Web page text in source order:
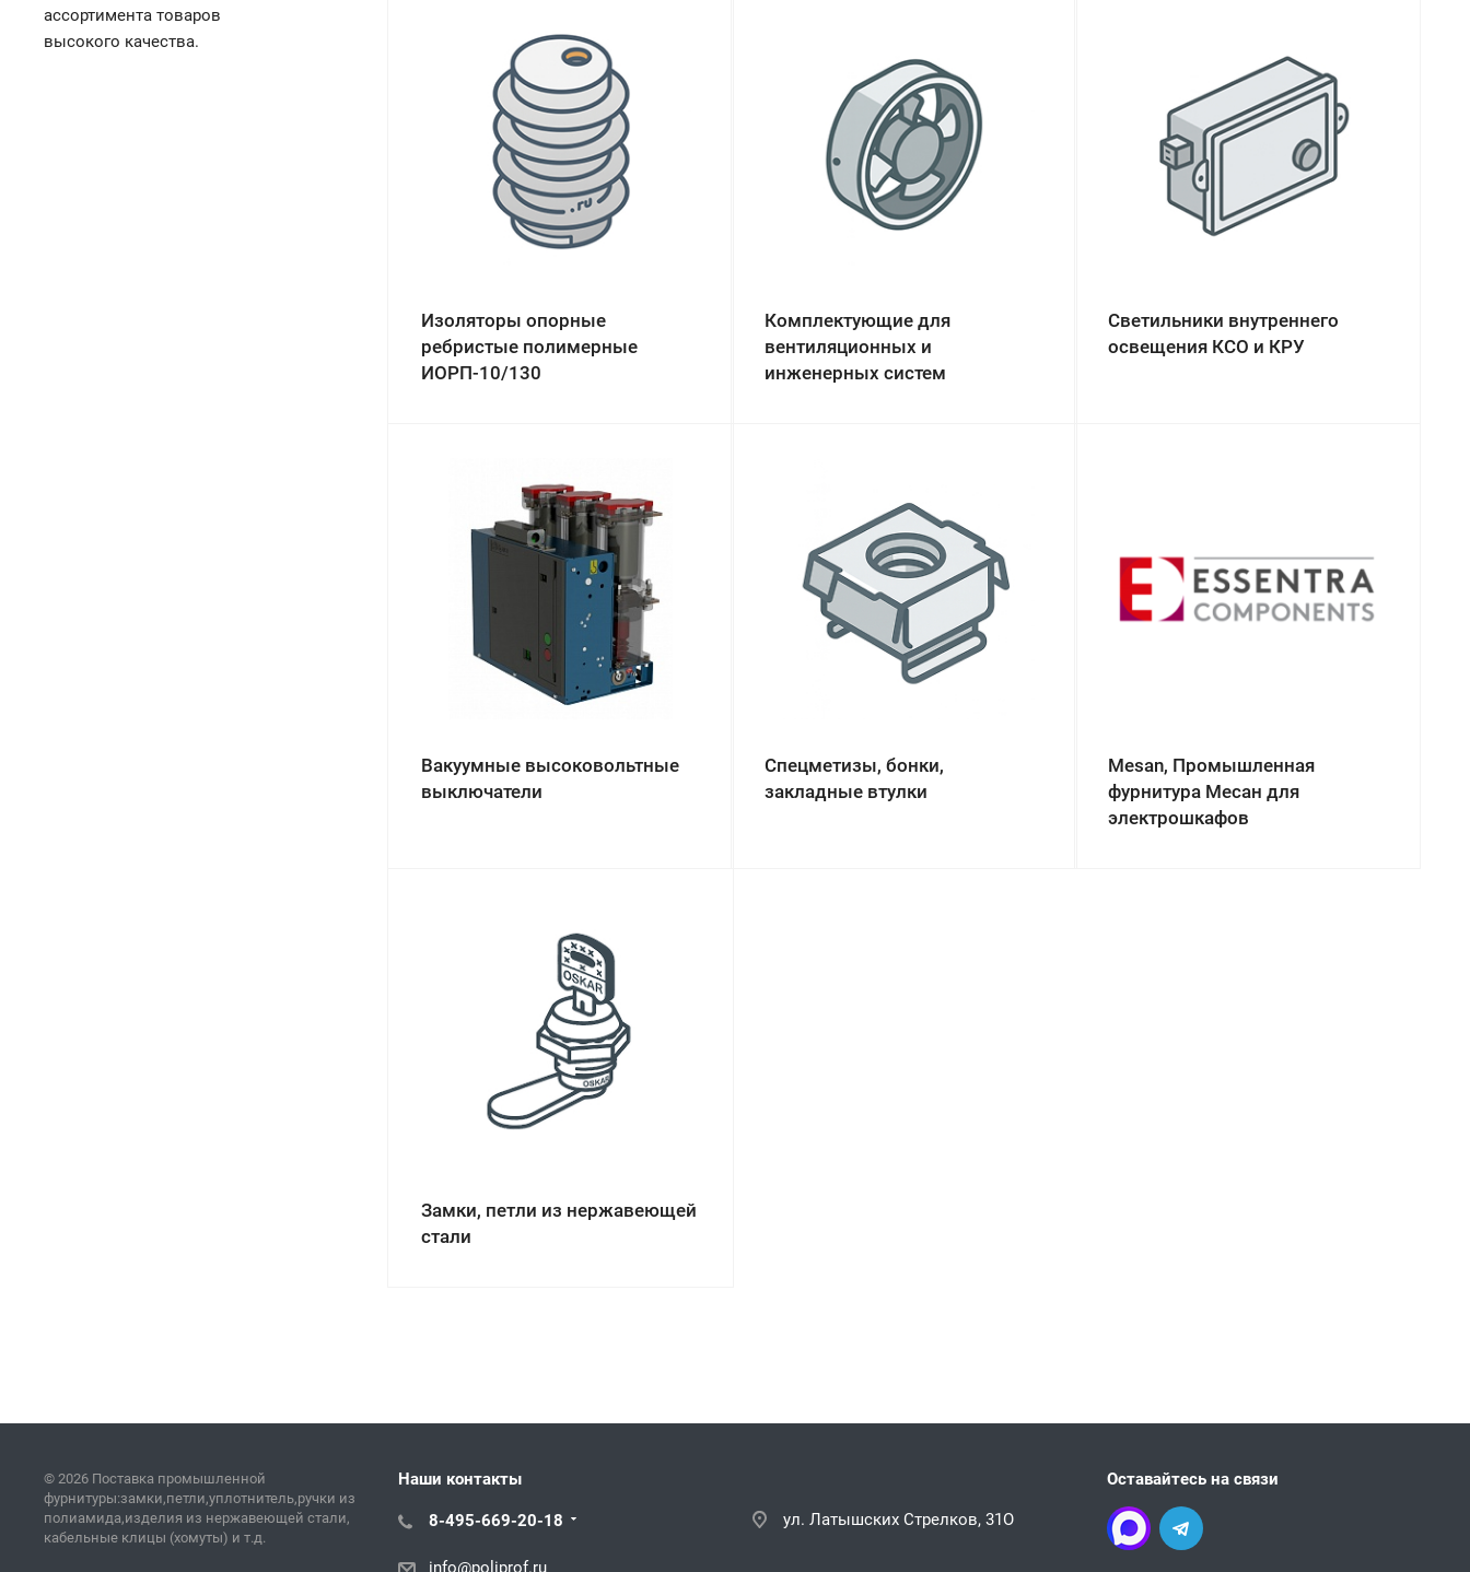
Изоляторы опорные
ребристые полимерные
ИОРП-10/130
Комплектующие для
вентиляционных и
инженерных систем
Светильники внутреннего
освещения КСО и КРУ
Вакуумные высоковольтные
выключатели
Спецметизы, бонки,
закладные втулки
Mesan, Промышленная
фурнитура Месан для
электрошкафов
Замки, петли из нержавеющей
стали
ассортимента товаров
высокого качества.
© 2026 Поставка промышленной
фурнитуры:замки,петли,уплотнитель,ручки из
полиамида,изделия из нержавеющей стали,
кабельные клицы (хомуты) и т.д.
Наши контакты
8-495-669-20-18
info@poliprof.ru
ул. Латышских Стрелков, 31О
Оставайтесь на связи